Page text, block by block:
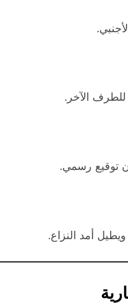
الآخر.
توقيع رسمي.
أمد النزاع.